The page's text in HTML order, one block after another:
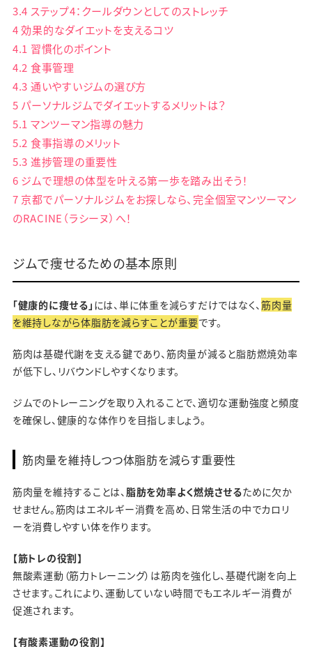
3.4 ステップ4：クールダウンとしてのストレッチ
4効果的なダイエットを支えるコツ
4.1 習慣化のポイント
4.2 食事管理
4.3 通いやすいジムの選び方
5 パーソナルジムでダイエットするメリットは？
5.1 マンツーマン指導の魅力
5.2 食事指導のメリット
5.3 進捗管理の重要性
6 ジムで理想の体型を叶える第一歩を踏み出そう！
7 京都でパーソナルジムをお探しなら、完全個室マンツーマン
のRACINE（ラシーヌ）へ！
ジムで痩せるための基本原則
「健康的に痩せる」 には、単に体重を減らすだけではなく、筋肉量
を維持しながら体脂肪を減らすことが重要です。
筋肉は基礎代謝を支える鍵であり、筋肉量が減ると脂肪燃焼効率
が低下し、リバウンドしやすくなります。
ジムでのトレーニングを取り入れることで、適切な運動強度と頻度
を確保し、健康的な体作りを目指しましょう。
筋肉量を維持しつつ体脂肪を減らす重要性
筋肉量を維持することは、 脂肪を効率よく燃焼させるために欠か
せません。筋肉はエネルギー消費を高め、日常生活の中でカロリ
ーを消費しやすい体を作ります。
【筋トレの役割】
無酸素運動（筋力トレーニング）は筋肉を強化し、基礎代謝を向上
させます。これにより、運動していない時間でもエネルギー消費が
促進されます。
【有酸素運動の役割】